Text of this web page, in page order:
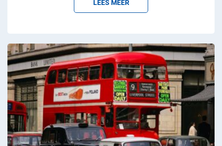
LEES MEER